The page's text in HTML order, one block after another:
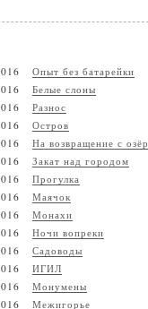
Опыт без батарейки
Белые слоны
Разнос
Остров
На возвращение с
Закат над городом
Прогулка
Маячок
Монахи
Ночи вопреки
Садоводы
ИГИЛ
Монумены
Межигорье